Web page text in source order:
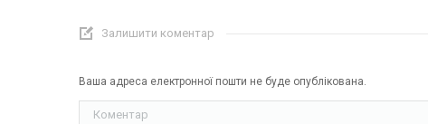
Залишити коментар
Ваша адреса електронної пошти не буде опублікована.
Коментар